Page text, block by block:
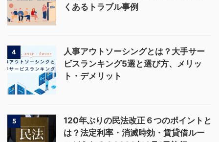
くあるトラブル事例
4
人事アウトソーシングとは？大手サー
ビスランキング5選と選び方、メリッ
ト・デメリット
5
120年ぶりの民法改正６つのポイントと
は？法定利率・消滅時効・賃貸借ルー